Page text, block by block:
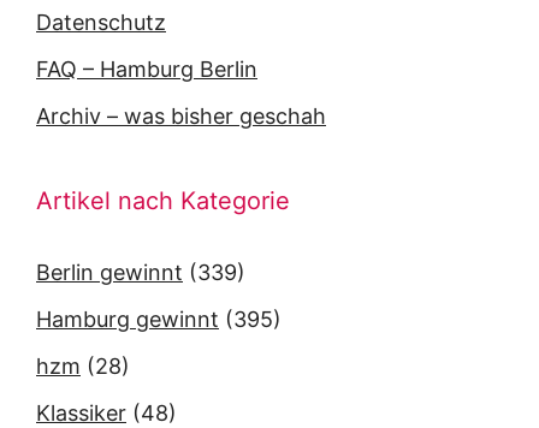
Datenschutz
FAQ – Hamburg Berlin
Archiv – was bisher geschah
Artikel nach Kategorie
Berlin gewinnt (339)
Hamburg gewinnt (395)
hzm (28)
Klassiker (48)